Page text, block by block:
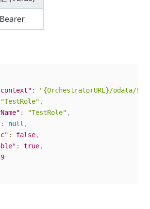
Bearer
:
"{OrchestratorURL}/odata/
"TestRole" ,
: "TestRole" ,
: null ,
: false,
: true,